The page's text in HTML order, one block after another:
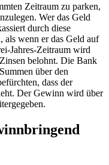
Zeitraum zu parken,
Wer das Geld
durch diese
als wenn er das Geld auf
Jahres-Zeitraum wird
belohnt. Die Bank
über den
dass der
Der Gewinn wird über